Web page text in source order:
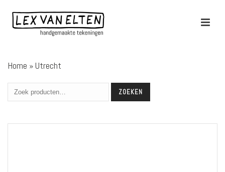
Home »Utrecht
ZOEKEN